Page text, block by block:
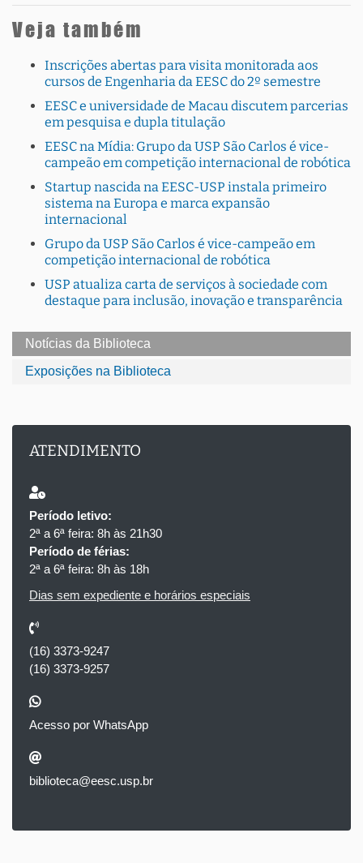
Notícias da Biblioteca
Exposições na Biblioteca
ATENDIMENTO
Período letivo:
2ª a 6ª feira: 8h às 21h30
Período de férias:
2ª a 6ª feira: 8h às 18h
Dias sem expediente e horários especiais
(16) 3373-9247
(16) 3373-9257
Acesso por WhatsApp
biblioteca@eesc.usp.br
Veja também
Inscrições abertas para visita monitorada aos
cursos de Engenharia da EESC do 2º semestre
EESC e universidade de Macau discutem parcerias
em pesquisa e dupla titulação
EESC na Mídia: Grupo da USP São Carlos é vice-
campeão em competição internacional de robótica
Startup nascida na EESC-USP instala primeiro
sistema na Europa e marca expansão
internacional
Grupo da USP São Carlos é vice-campeão em
competição internacional de robótica
USP atualiza carta de serviços à sociedade com
destaque para inclusão, inovação e transparência